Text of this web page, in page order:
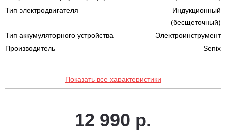
Тип электродвигателя
Индукционный
(бесщеточный)
Тип аккумуляторного устройства
Электроинструмент
Производитель
Senix
Показать все характеристики
12 990 р.